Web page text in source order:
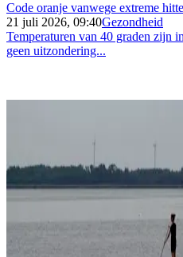
Code oranje vanwege extreme
21 juli 2026, 09:40Gezondheid
Temperaturen van 40 graden zijn
geen uitzondering...